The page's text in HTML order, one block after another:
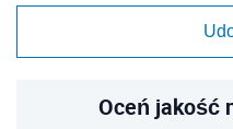
Oceń jakość